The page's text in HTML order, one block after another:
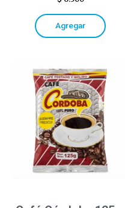
Agregar